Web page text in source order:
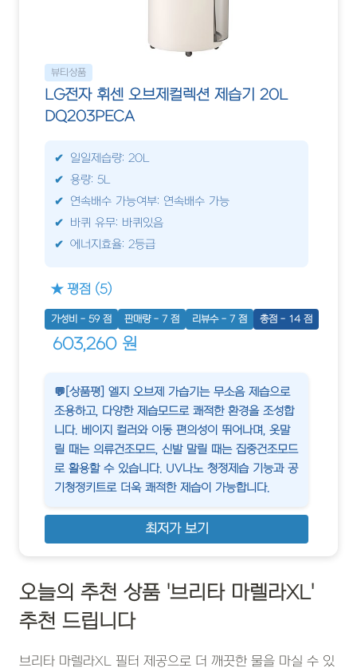
뷰티상품
LG전자 휘센 오브제컬렉션 제습기 20L
DQ203PECA
일일제습량: 20L
용량: 5L
연속배수 가능여부: 연속배수 가능
바퀴 유무: 바퀴있음
에너지효율: 2등급
★ 평점 (5)
가성비 - 59 점 판매량 - 7 점 리뷰수 - 7 점 총점 - 14 점
603,260 원
💬[상품평] 엘지 오브제 가습기는 무소음 제습으로
조용하고, 다양한 제습모드로 쾌적한 환경을 조성합
니다. 베이지 컬러와 이동 편의성이 뛰어나며, 옷말
릴 때는 의류건조모드, 신발 말릴 때는 집중건조모드
로 활용할 수 있습니다. UV나노 청정제습 기능과 공
기청정키트로 더욱 쾌적한 제습이 가능합니다.
최저가 보기
오늘의 추천 상품 '브리타 마렐라XL'
추천 드립니다
브리타 마렐라XL 필터 제공으로 더 깨끗한 물을 마실 수 있